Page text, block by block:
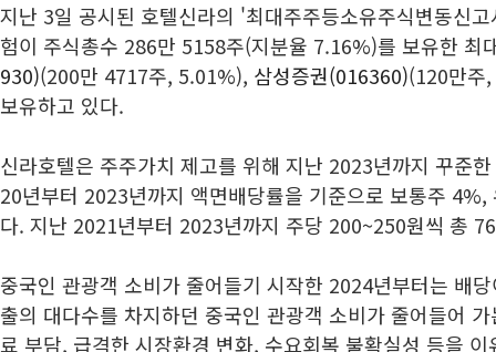
지난 3일 공시된 호텔신라의 '최대주주등소유주식변동신
험이 주식총수 286만 5158주(지분율 7.16%)를 보유한 최
930)(200만 4717주, 5.01%), 삼성증권(016360)(120만주
보유하고 있다.
신라호텔은 주주가치 제고를 위해 지난 2023년까지 꾸준
20년부터 2023년까지 액면배당률을 기준으로 보통주
다. 지난 2021년부터 2023년까지 주당 200~250원씩 총
중국인 관광객 소비가 줄어들기 시작한 2024년부터는 배
출의 대다수를 차지하던 중국인 관광객 소비가 줄어들어
료 부담, 급격한 시장환경 변화, 수요회복 불확실성 등을